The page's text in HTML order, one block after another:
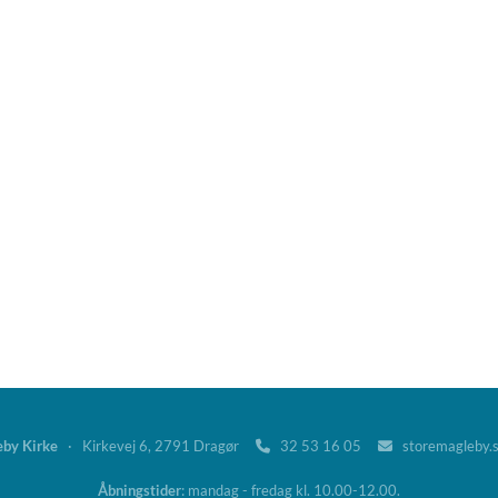
Kirke · Kirkevej 6, 2791 Dragør  32 53 16 05 
Åbningstider: mandag - fredag kl. 10.00-12.00.